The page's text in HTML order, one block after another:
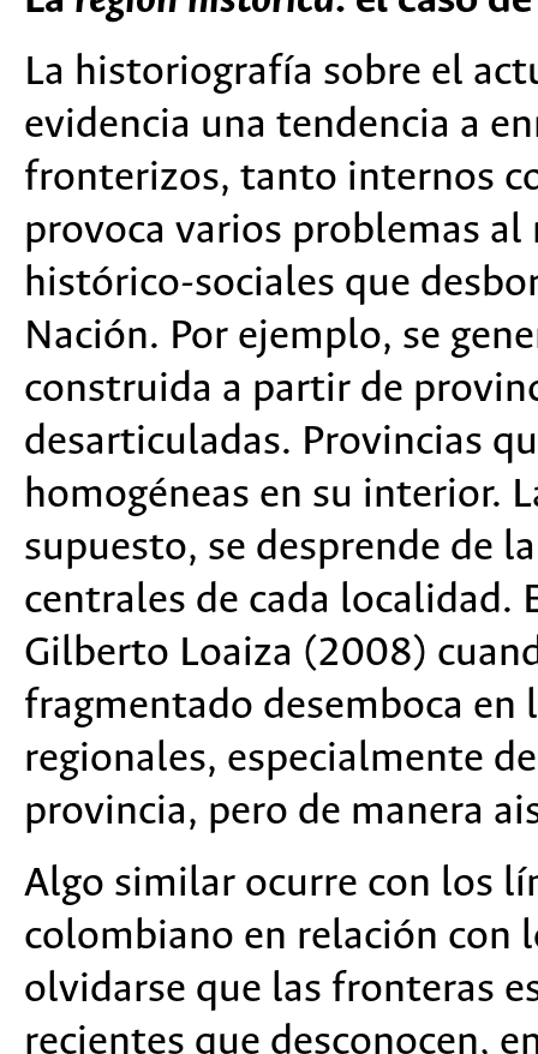
La historiografía sobre el
evidencia una tendencia a
fronterizos, tanto internos
provoca varios problemas
histórico-sociales que
Nación. Por ejemplo, se
construida a partir de
desarticuladas. Provincias
homogéneas en su interior.
supuesto, se desprende de
centrales de cada localidad.
Gilberto Loaiza (2008)
fragmentado desemboca
regionales, especialmente
provincia, pero de manera
Algo similar ocurre con los
colombiano en relación con
olvidarse que las fronteras
recientes que desconocen,